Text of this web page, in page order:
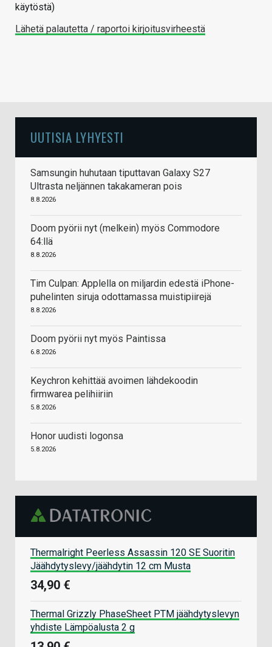
käytöstä)
Lähetä palautetta / raportoi kirjoitusvirheestä
UUTISIA LYHYESTI
Samsungin huhutaan tiputtavan Galaxy S27
Ultrasta neljännen takakameran pois
8.8.2026
Doom pyörii nyt (melkein) myös Commodore
64:llä
8.8.2026
Tim Culpan: Applella on miljardin edestä iPhone-
puhelinten siruja odottamassa muistipiirejä
8.8.2026
Doom pyörii nyt myös Paintissa
6.8.2026
Keychron kehittää avoimen lähdekoodin
firmwarea pelihiiriin
5.8.2026
Honor uudisti logonsa
5.8.2026
Thermalright Peerless Assassin 120 SE Suoritin
Jäähdytyslevy/jäähdytin 12 cm Musta
34,90 €
Thermal Grizzly PhaseSheet PTM jäähdytyslevyn
yhdiste Lämpöalusta 2 g